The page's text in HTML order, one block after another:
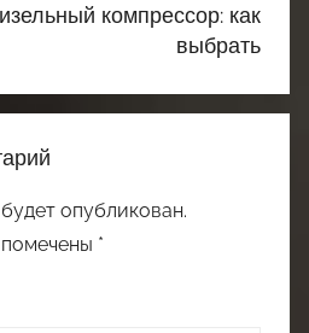
компрессор: как
выбрать
опубликован.
*